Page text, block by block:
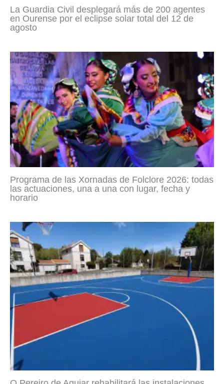
La Guardia Civil desplegará más de 200 agentes
en Ourense por el eclipse solar total del 12 de
agosto
Programa de las Xornadas de Folclore 2026: todas
las actuaciones, una a una con lugar, fecha y
horario